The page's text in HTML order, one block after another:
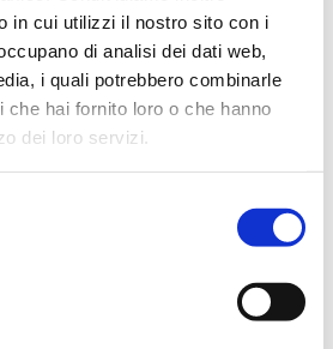
in cui utilizzi il nostro sito con i
di analisi dei dati web,
i quali potrebbero combinarle
che hai fornito loro o che hanno
dei loro servizi.
5%
€ 33,25